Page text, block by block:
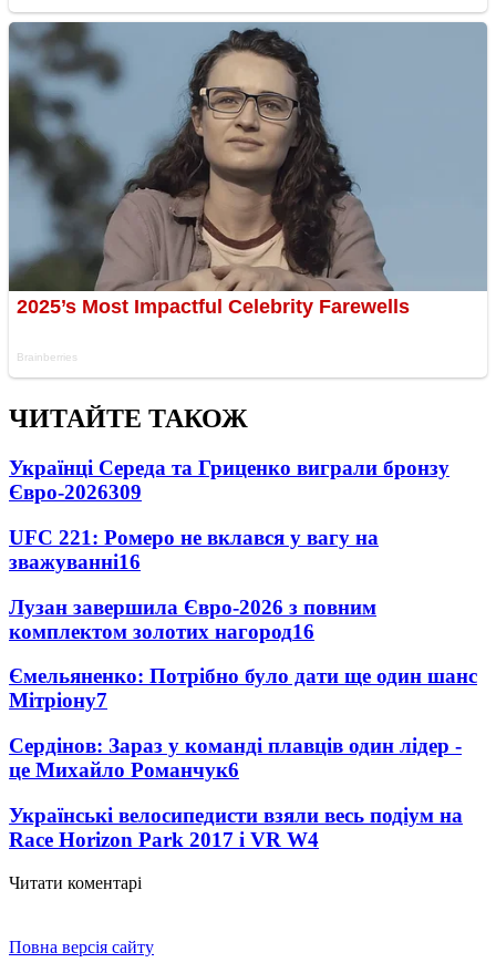
ЧИТАЙТЕ ТАКОЖ
Українці Середа та Гриценко виграли бронзу
Євро-2026309
UFC 221: Ромеро не вклався у вагу на
зважуванні16
Лузан завершила Євро-2026 з повним
комплектом золотих нагород16
Ємельяненко: Потрібно було дати ще один шанс
Мітріону7
Сердінов: Зараз у команді плавців один лідер -
це Михайло Романчук6
Українські велосипедисти взяли весь подіум на
Race Horizon Park 2017 і VR W4
Читати коментарі
Повна версія сайту